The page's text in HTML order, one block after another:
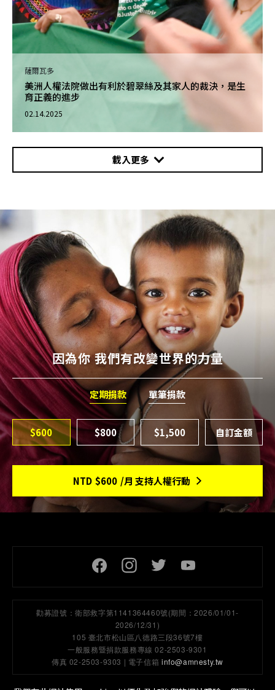
薩爾瓦多
美洲人權法院做出有利於碧翠絲及其家人的裁決，是生
育正義的進步
02.14.2025
載入更多
因為你 我們有改變世界的力量
定期捐款 單筆捐款
$600 $800 $1,500
NTD $600 /月 支持人權行動
頁尾社交連結
勸募證號：衛部救字第1141364460號(期間：2026/01/01-
2026/12/31)
105 臺北市松山區八德路三段36號7樓
一般服務暨捐款服務專線 02-2503-9301
傳真 02-2503-9303 | 電子信箱 info@amnesty.tw